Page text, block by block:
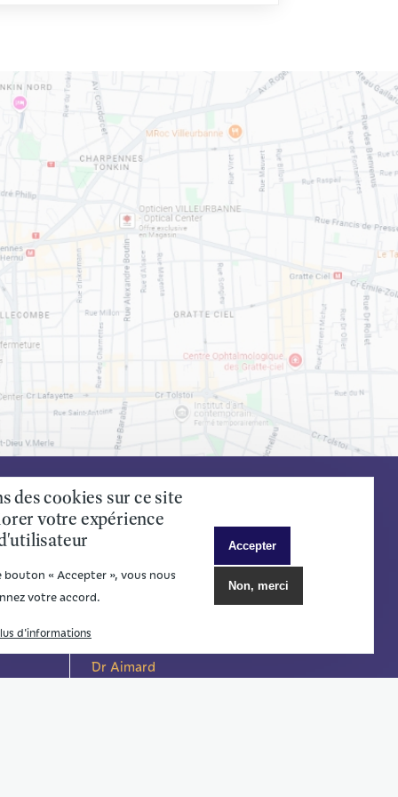
Dr Aimard
des cookies sur ce site
votre expérience
bouton « Accepter », vous nous
votre accord.
d'informations
Accepter
Non, merci